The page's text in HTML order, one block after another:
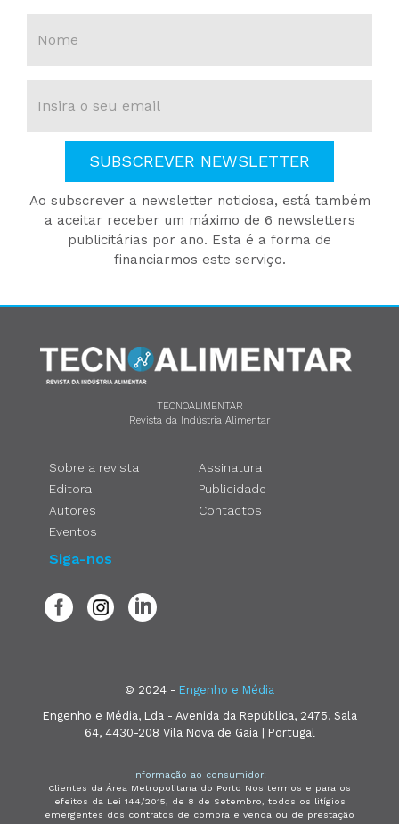
SUBSCREVER NEWSLETTER
Ao subscrever a newsletter noticiosa, está também
a aceitar receber um máximo de 6 newsletters
publicitárias por ano. Esta é a forma de
financiarmos este serviço.
TECNOALIMENTAR
Revista da Indústria Alimentar
Sobre a revista
Editora
Autores
Eventos
Assinatura
Publicidade
Contactos
Siga-nos
© 2024 - Engenho e Média
Engenho e Média, Lda - Avenida da República, 2475, Sala
64, 4430-208 Vila Nova de Gaia | Portugal
Informação ao consumidor:
Clientes da Área Metropolitana do Porto Nos termos e para os
efeitos da Lei 144/2015, de 8 de Setembro, todos os litígios
emergentes dos contratos de compra e venda ou de prestação